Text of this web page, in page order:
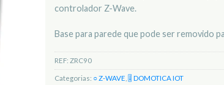
controlador Z-Wave.
Base para parede que pode ser removido
REF: ZRC90
Categorias: ○ Z-WAVE 🎚️ DOMOTICA IOT